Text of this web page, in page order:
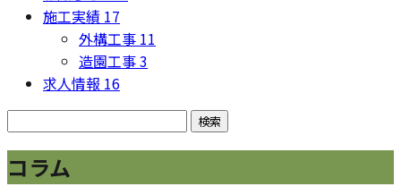
施工実績 17
外構工事 11
造園工事3
求人情報 16
コラム